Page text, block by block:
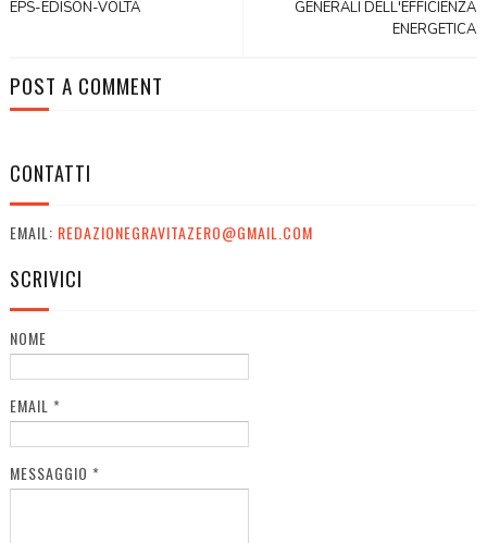
GENERALI DELL'EFFICIENZA
ENERGETICA
EPS-EDISON-VOLTA
POST A COMMENT
CONTATTI
EMAIL: REDAZIONEGRAVITAZERO@GMAIL.COM
SCRIVICI
NOME
EMAIL *
MESSAGGIO *